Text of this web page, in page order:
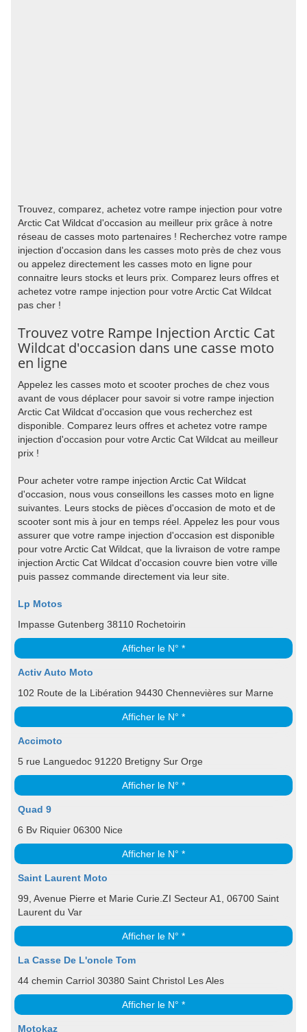
Trouvez, comparez, achetez votre rampe injection pour votre
Arctic Cat Wildcat d'occasion au meilleur prix grâce à notre
réseau de casses moto partenaires ! Recherchez votre rampe
injection d'occasion dans les casses moto près de chez vous
ou appelez directement les casses moto en ligne pour
connaitre leurs stocks et leurs prix. Comparez leurs offres et
achetez votre rampe injection pour votre Arctic Cat Wildcat
pas cher !
Trouvez votre Rampe Injection Arctic Cat
Wildcat d'occasion dans une casse moto
en ligne
Appelez les casses moto et scooter proches de chez vous
avant de vous déplacer pour savoir si votre rampe injection
Arctic Cat Wildcat d'occasion que vous recherchez est
disponible. Comparez leurs offres et achetez votre rampe
injection d'occasion pour votre Arctic Cat Wildcat au meilleur
prix !
Pour acheter votre rampe injection Arctic Cat Wildcat
d'occasion, nous vous conseillons les casses moto en ligne
suivantes. Leurs stocks de pièces d'occasion de moto et de
scooter sont mis à jour en temps réel. Appelez les pour vous
assurer que votre rampe injection d'occasion est disponible
pour votre Arctic Cat Wildcat, que la livraison de votre rampe
injection Arctic Cat Wildcat d'occasion couvre bien votre ville
puis passez commande directement via leur site.
Lp Motos
Impasse Gutenberg 38110 Rochetoirin
Afficher le N° *
Activ Auto Moto
102 Route de la Libération 94430 Chennevières sur Marne
Afficher le N° *
Accimoto
5 rue Languedoc 91220 Bretigny Sur Orge
Afficher le N° *
Quad 9
6 Bv Riquier 06300 Nice
Afficher le N° *
Saint Laurent Moto
99, Avenue Pierre et Marie Curie.ZI Secteur A1, 06700 Saint
Laurent du Var
Afficher le N° *
La Casse De L'oncle Tom
44 chemin Carriol 30380 Saint Christol Les Ales
Afficher le N° *
Motokaz